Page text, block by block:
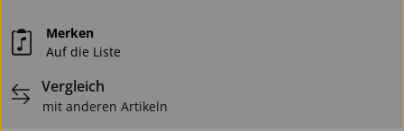
Merken
Auf die Liste
Vergleich
mit anderen Artikeln